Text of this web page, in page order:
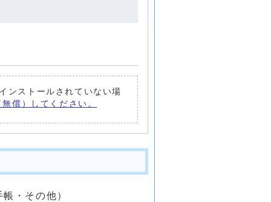
ンストールされていない場
償）してください。
・その他）